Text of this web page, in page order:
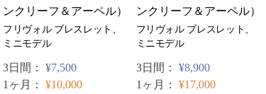
ンクリーフ＆アーペル）
フリヴォル ブレスレット、
ミニモデル
3日間： ¥7,500
1ヶ月： ¥10,000
ンクリーフ＆アーペル）
フリヴォル ブレスレット、
ミニモデル
3日間： ¥8,900
1ヶ月： ¥17,000